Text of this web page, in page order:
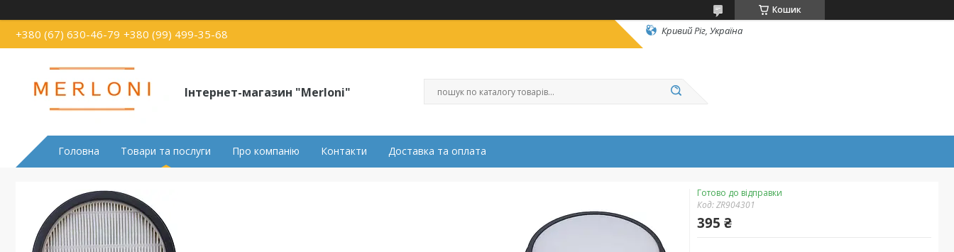
Кошик
+380 (67) 630-46-79 +380 (99) 499-35-68 Кривий Ріг, Україна
Інтернет-магазин "Merloni"
Головна Товари та послуги Про компанію Контакти Доставка та оплата
Готово до відправки
Код:ZR904301
395 ₴